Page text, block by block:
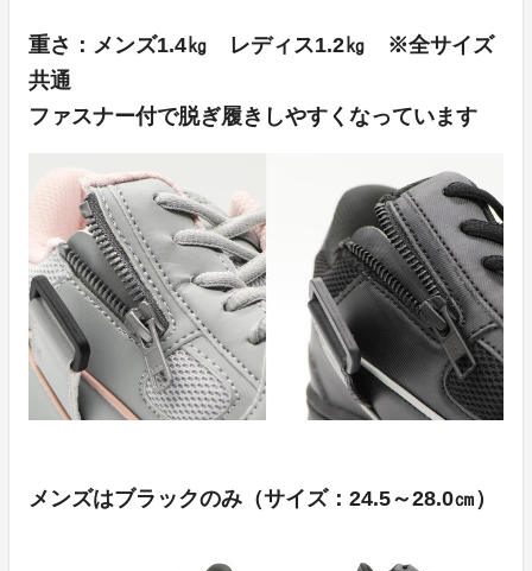
重さ：メンズ1.4㎏ レディス1.2㎏ ※全サイズ
共通
ファスナー付で脱ぎ履きしやすくなっています
メンズはブラックのみ（サイズ：24.5～28.0㎝）